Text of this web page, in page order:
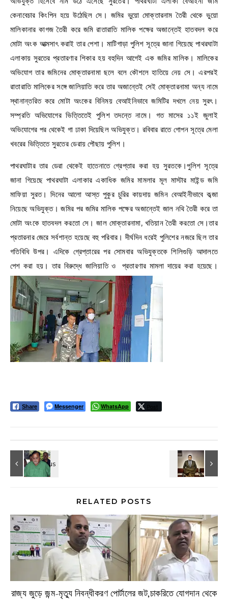
কেনাবেচার কিংপিন হয়ে উঠেছিল সে। জমির ভুয়ো মোক্তারনাম তৈরী থেকে ভুয়ো
মালিকানার কাগজ তৈরী করে জমি রাতারাতি মালিক পক্ষের অজান্তেই হাতবদল করে
মোটা অংক আত্মসাৎ করাই তার পেশা। মাটিগাড়া পুলিশ সূত্রে জানা গিয়েছে পাথরঘাটা
এলাকায় সুরতের প্রতারণার শিকার হয় বহুদিন আগেই এক জমির মালিক। মালিকের
অভিযোগ তার জমিনের মোক্তারনামা ছলে বলে কৌশলে হাতিয়ে নেয় সে। এরপরই
রাতারাতি মালিকের সঙ্গে জালিয়াতি করে তার অজান্তেই সেই মোক্তারনামা অন্য নামে
স্থানান্তরিত করে মোটা অংকের বিনিময় বেআইনিভাবে জমিটির দখলে নেয় সুরৎ।
সম্প্রতি অভিযোগের ভিত্তিতেই পুলিশ তদন্তে নামে। গত মাসের ১১ই জুলাই
অভিযোগের পর থেকেই গা ঢাকা দিয়েছিল অভিযুক্ত। রবিবার রাতে গোপন সূত্রে মেলা
খবরের ভিত্তিতে সুরতের ডেরায় পৌছায় পুলিশ।
পাথরঘাটার তার ডেরা থেকেই হাতেনাতে গ্রেপ্তার করা হয় সুরতকে।পুলিশ সূত্রে
জানা গিয়েছে পাথরঘাটা এলাকার একাধিক জমির মামলার মূল মাস্টার মাইন্ড জমি
মাফিয়া সুরত। দিনের আলো আস্ত পুকুর চুরির কায়দায় জমিন বেআইনীভাবে কব্জা
নিয়েছে অভিযুক্ত। জমির পর জমির মালিক পক্ষের অজান্তেই জাল নথি তৈরী করে তা
মোটা অংকে হাতবদল করতো সে। জাল মোক্তারনামা, খতিয়ান তৈরী করতো সে।তার
প্রতারনার জেরে সর্বশান্ত হয়েছে বহু পরিবার। দীর্ঘদিন ধরেই পুলিশের নজরে ছিল তার
গতিবিধি উপর। এদিকে গ্রেপ্তারের পর সোমবার অভিযুক্তকে শিলিগুড়ি আদালতে
পেশ করা হয়। তার বিরুদ্ধে জালিয়াতি ও প্রতারণার মামলা দায়ের করা হয়েছে।
Share Messenger WhatsApp Post
RELATED POSTS
রাজ্য জুড়ে জন্ম-মৃত্যু নিবন্ধীকরণ পোর্টালের জট,চাকরিতে যোগদান থেকে